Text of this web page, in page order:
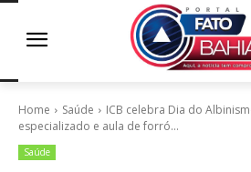
Home Saúde
ICB celebra Dia do
especializado e aula de forró...
Saúde